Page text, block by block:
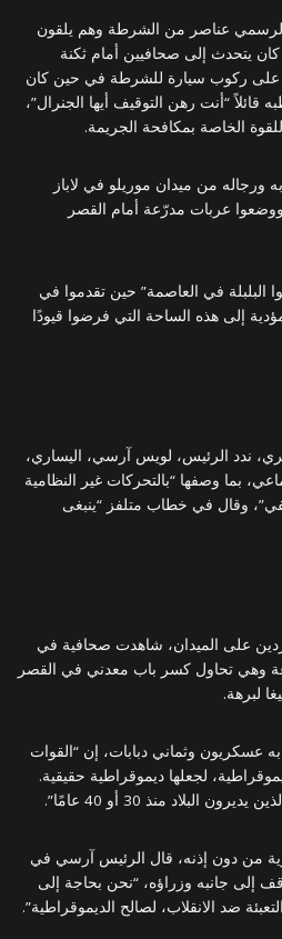
الرسمي عناصر من الشرطة وهم يلقون
كان يتحدث إلى صحافيين أمام ثكنة
على ركوب سيارة للشرطة في حين كان
قائلاً “أنت رهن التوقيف أيها الجنرال”،
الخاصة بمكافحة الجريمة.
ورجاله من ميدان موريلو في لاباز
ووضعوا عربات مدرّعة أمام القصر
البلبلة في العاصمة” حين تقدموا في
إلى هذه الساحة التي فرضوا قيودًا
ندد الرئيس، لويس آرسي، اليساري،
بما وصفها “بالتحركات غير النظامية
وقال في خطاب متلفز “ينبغى
على الميدان، شاهدت صحافية في
وهي تحاول كسر باب معدني في القصر
لبرهة.
عسكريون وثماني دبابات، إن “القوات
لجعلها ديموقراطية حقيقية.
البلاد منذ 30 أو 40 عامًا”.
من دون إذنه، قال الرئيس آرسي في
إلى جانبه وزراؤه، “نحن بحاجة إلى
ضد الانقلاب، لصالح الديموقراطية”.